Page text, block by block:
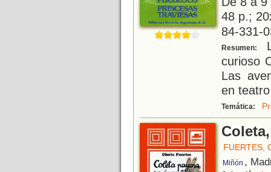
48 p.;
84-331-
Resumen:
curioso
Las
en
Temática:
FUERTES,
Miñón ,